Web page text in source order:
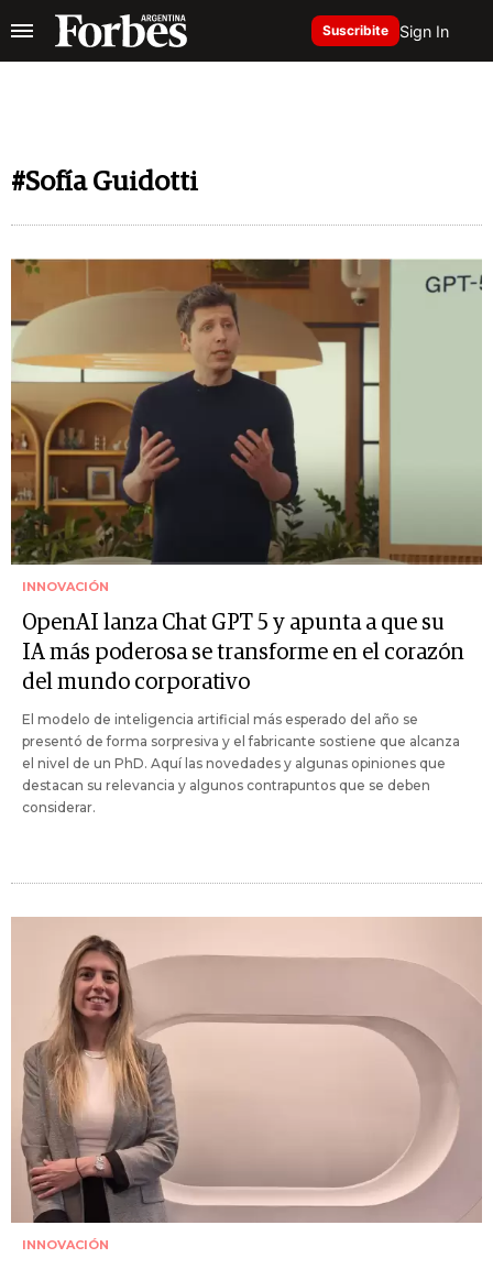
Suscribite Sign In
#Sofía Guidotti
INNOVACIÓN
OpenAI lanza Chat GPT 5 y apunta a que su
IA más poderosa se transforme en el corazón
del mundo corporativo
El modelo de inteligencia artificial más esperado del año se
presentó de forma sorpresiva y el fabricante sostiene que alcanza
el nivel de un PhD. Aquí las novedades y algunas opiniones que
destacan su relevancia y algunos contrapuntos que se deben
considerar.
INNOVACIÓN